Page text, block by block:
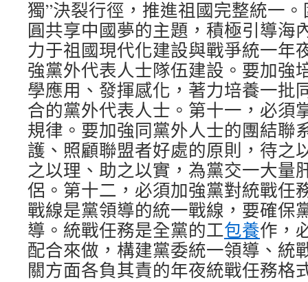
獨”決裂行徑，推進祖國完整統一
圓共享中國夢的主題，積極引導海
力于祖國現代化建設與戰爭統一年
強黨外代表人士隊伍建設。要加強
學應用、發揮感化，著力培養一批
合的黨外代表人士。第十一，必須
規律。要加強同黨外人士的團結聯
護、照顧聯盟者好處的原則，待之
之以理、助之以實，為黨交一大量
侶。第十二，必須加強黨對統戰任
戰線是黨領導的統一戰線，要確保
導。統戰任務是全黨的工包養作，
配合來做，構建黨委統一領導、統
關方面各負其責的年夜統戰任務格